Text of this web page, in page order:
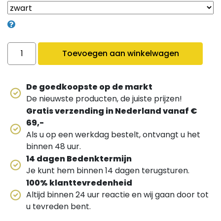
De goedkoopste op de markt
De nieuwste producten, de juiste prijzen!
Gratis verzending in Nederland vanaf €
69,-
Als u op een werkdag bestelt, ontvangt u het
binnen 48 uur.
14 dagen Bedenktermijn
Je kunt hem binnen 14 dagen terugsturen.
100% klanttevredenheid
Altijd binnen 24 uur reactie en wij gaan door tot
u tevreden bent.
Slang met mondstuk quantity
Toevoegen aan winkelwagen